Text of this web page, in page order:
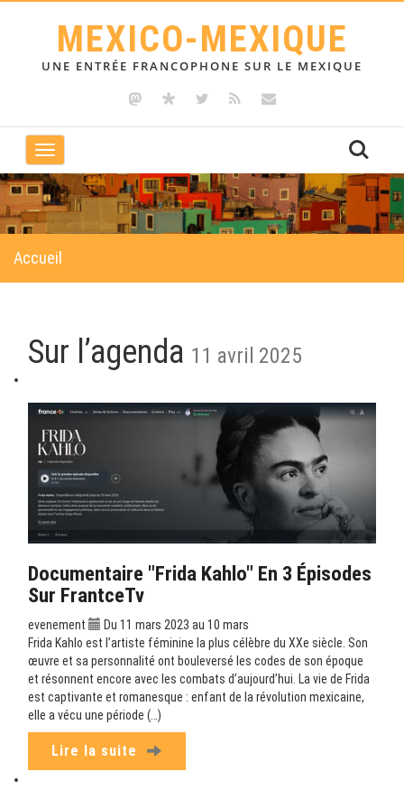
MEXICO-MEXIQUE
UNE ENTRÉE FRANCOPHONE SUR LE MEXIQUE
Toggle
navigation
Accueil
Sur l’agenda 11 avril 2025
Documentaire "Frida Kahlo" En 3 Épisodes
Sur FrantceTv
evenement
Du 11 mars 2023 au 10 mars
Frida Kahlo est l’artiste féminine la plus célèbre du XXe siècle. Son
œuvre et sa personnalité ont bouleversé les codes de son époque
et résonnent encore avec les combats d’aujourd’hui. La vie de Frida
est captivante et romanesque : enfant de la révolution mexicaine,
elle a vécu une période (…)
Lire la suite